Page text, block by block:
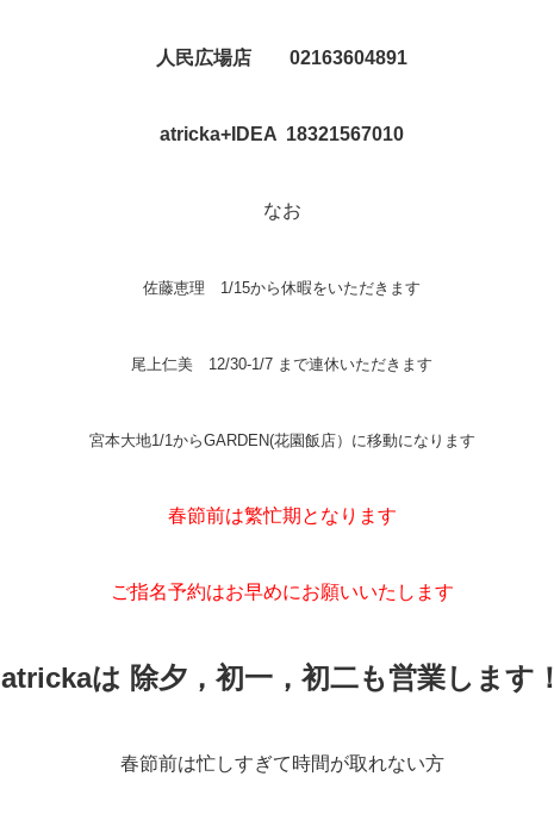
人民広場店 02163604891
atricka+IDEA 18321567010
なお
佐藤恵理 1/15から休暇をいただきます
尾上仁美 12/30-1/7 まで連休いただきます
宮本大地1/1からGARDEN(花園飯店）に移動になります
春節前は繁忙期となります
ご指名予約はお早めにお願いいたします
atrickaは 除夕，初一，初二も営業します！
春節前は忙しすぎて時間が取れない方